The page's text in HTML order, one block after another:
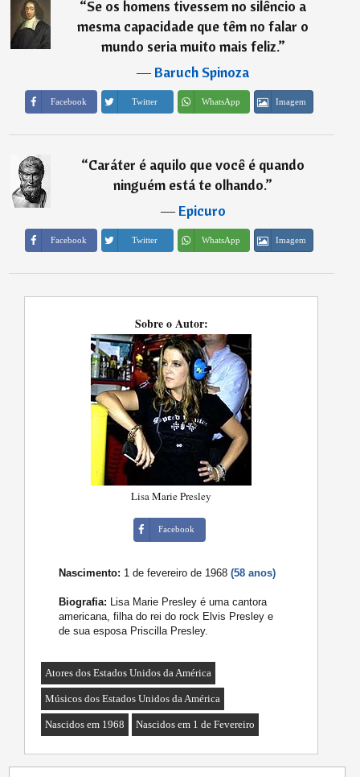
“Se os homens tivessem no silêncio a
mesma capacidade que têm no falar o
mundo seria muito mais feliz.”
―Baruch Spinoza
Facebook Twitter WhatsApp Imagem
“Caráter é aquilo que você é quando
ninguém está te olhando.”
―Epicuro
Facebook Twitter WhatsApp Imagem
Sobre o Autor:
Lisa Marie Presley
Facebook
Nascimento: 1 de fevereiro de 1968(58 anos)
Biografia: Lisa Marie Presley é uma cantora
americana, filha do rei do rock Elvis Presley e
de sua esposa Priscilla Presley.
Atores dos Estados Unidos da América
Músicos dos Estados Unidos da América
Nascidos em 1968 Nascidos em 1 de Fevereiro